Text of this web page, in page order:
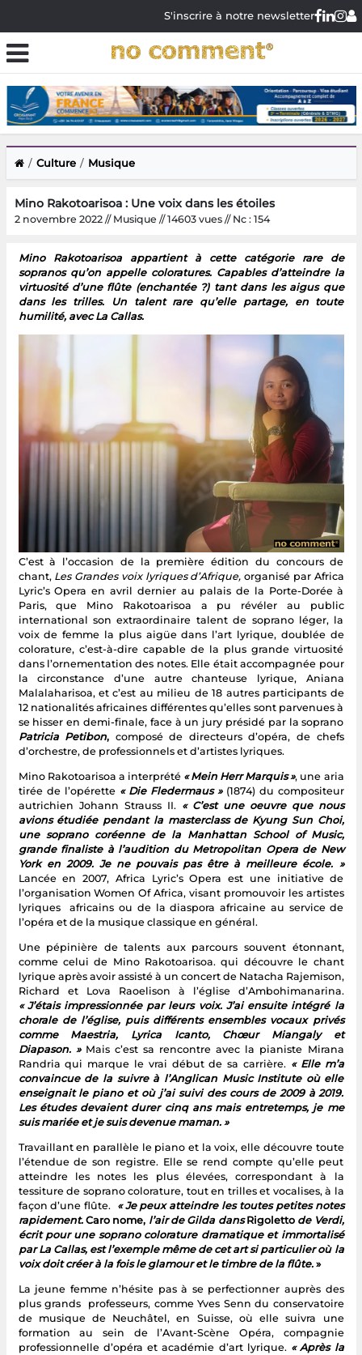
S'inscrire à notre newsletter
Culture Musique
Mino Rakotoarisoa : Une voix dans les étoiles
2 novembre 2022 // Musique // 14603 vues // Nc : 154
Mino Rakotoarisoa appartient à cette catégorie rare de
sopranos qu’on appelle coloratures. Capables d’atteindre la
virtuosité d’une flûte (enchantée ?) tant dans les aigus que
dans les trilles. Un talent rare qu’elle partage, en toute
humilité, avec La Callas.
C’est à l’occasion de la première édition du concours de
chant, Les Grandes voix lyriques d’Afrique, organisé par Africa
Lyric’s Opera en avril dernier au palais de la Porte-Dorée à
Paris, que Mino Rakotoarisoa a pu révéler au public
international son extraordinaire talent de soprano léger, la
voix de femme la plus aigüe dans l’art lyrique, doublée de
colorature, c’est-à-dire capable de la plus grande virtuosité
dans l’ornementation des notes. Elle était accompagnée pour
la circonstance d’une autre chanteuse lyrique, Aniana
Malalaharisoa, et c’est au milieu de 18 autres participants de
12 nationalités africaines différentes qu’elles sont parvenues à
se hisser en demi-finale, face à un jury présidé par la soprano
Patricia Petibon, composé de directeurs d’opéra, de chefs
d’orchestre, de professionnels et d’artistes lyriques.
Mino Rakotoarisoa a interprété « Mein Herr Marquis », une aria
tirée de l’opérette « Die Fledermaus »(1874) du compositeur
autrichien Johann Strauss II. « C’est une oeuvre que nous
avions étudiée pendant la masterclass de Kyung Sun Choi,
une soprano coréenne de la Manhattan School of Music,
grande finaliste à l’audition du Metropolitan Opera de New
York en 2009. Je ne pouvais pas être à meilleure école. »
Lancée en 2007, Africa Lyric’s Opera est une initiative de
l’organisation Women Of Africa, visant promouvoir les artistes
lyriques africains ou de la diaspora africaine au service de
l’opéra et de la musique classique en général.
Une pépinière de talents aux parcours souvent étonnant,
comme celui de Mino Rakotoarisoa. qui découvre le chant
lyrique après avoir assisté à un concert de Natacha Rajemison,
Richard et Lova Raoelison à l’église d’Ambohimanarina.
« J’étais impressionnée par leurs voix. J’ai ensuite intégré la
chorale de l’église, puis différents ensembles vocaux privés
comme Maestria, Lyrica Icanto, Chœur Miangaly et
Diapason. » Mais c’est sa rencontre avec la pianiste Mirana
Randria qui marque le vrai début de sa carrière. « Elle m’a
convaincue de la suivre à l’Anglican Music Institute où elle
enseignait le piano et où j’ai suivi des cours de 2009 à 2019.
Les études devaient durer cinq ans mais entretemps, je me
suis mariée et je suis devenue maman. »
Travaillant en parallèle le piano et la voix, elle découvre toute
l’étendue de son registre. Elle se rend compte qu’elle peut
atteindre les notes les plus élevées, correspondant à la
tessiture de soprano colorature, tout en trilles et vocalises, à la
façon d’une flûte. « Je peux atteindre les toutes petites notes
rapidement. Caro nome, l’air de Gilda dansRigolettode Verdi,
écrit pour une soprano colorature dramatique et immortalisé
par La Callas, est l’exemple même de cet art si particulier où la
voix doit créer à la fois le glamour et le timbre de la flûte. »
La jeune femme n’hésite pas à se perfectionner auprès des
plus grands professeurs, comme Yves Senn du conservatoire
de musique de Neuchâtel, en Suisse, où elle suivra une
formation au sein de l’Avant-Scène Opéra, compagnie
professionnelle d’opéra et académie d’art lyrique. « Après la